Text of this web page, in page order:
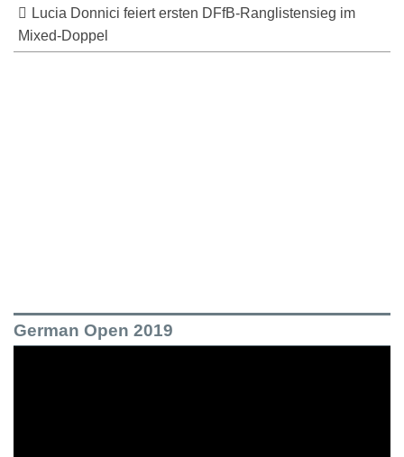
Lucia Donnici feiert ersten DFfB-Ranglistensieg im
Mixed-Doppel
German Open 2019